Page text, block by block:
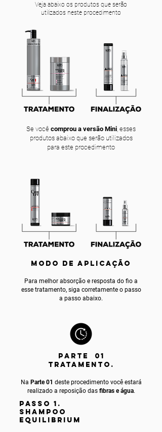
Veja abaixo os produtos que serão
utilizados neste procedimento
Se você comprou a versão Mini , esses
produtos abaixo que serão utilizados
para este procedimento
MODO DE APLICAÇÃO
Para melhor absorção e resposta do fio a
esse tratamento, siga corretamente o passo
a passo abaixo.
PARTE 01
TRATAMENTO.
Na Parte 01 deste procedimento você estará
realizado a reposição das fibras e água.
PASSO 1.
SHAMPOO
EQUILIBRIUM